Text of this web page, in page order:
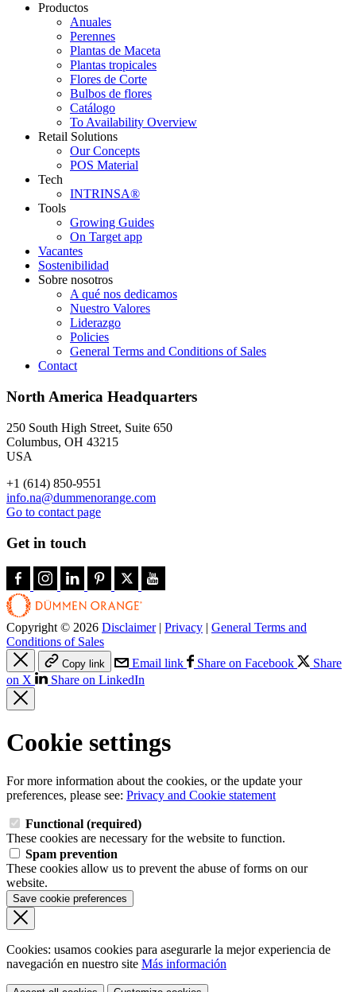
Productos
Anuales
Perennes
Plantas de Maceta
Plantas tropicales
Flores de Corte
Bulbos de flores
Catálogo
To Availability Overview
Retail Solutions
Our Concepts
POS Material
Tech
INTRINSA®
Tools
Growing Guides
On Target app
Vacantes
Sostenibilidad
Sobre nosotros
A qué nos dedicamos
Nuestro Valores
Liderazgo
Policies
General Terms and Conditions of Sales
Contact
North America Headquarters
250 South High Street, Suite 650
Columbus, OH 43215
USA
+1 (614) 850-9551
info.na@dummenorange.com
Go to contact page
Get in touch
Copyright © 2026 Disclaimer| Privacy | General Terms and
Conditions of Sales
Copy link Email link Share on Facebook
Share
on X
Share on LinkedIn
Cookie settings
For more information about the cookies, or the update your
preferences, please see: Privacy and Cookie statement
Functional (required)
These cookies are necessary for the website to function.
Spam prevention
These cookies allow us to prevent the abuse of forms on our
website.
Save cookie preferences
Cookies: usamos cookies para asegurarle la mejor experiencia de
navegación en nuestro site Más información